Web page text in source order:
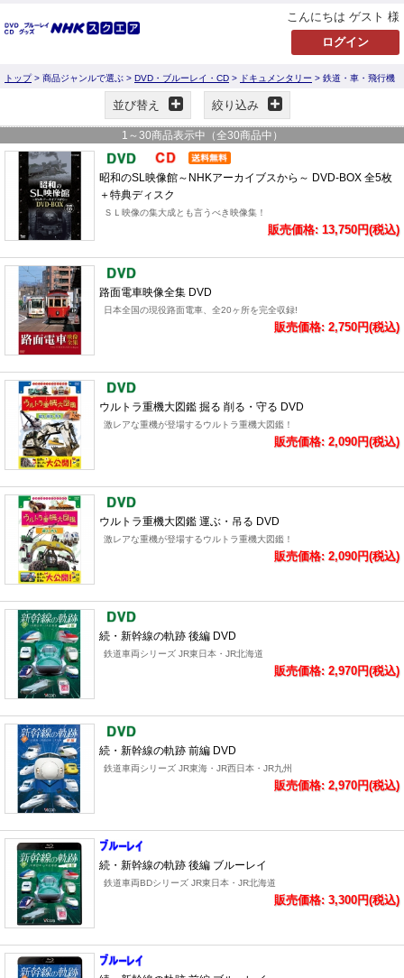
こんにちは ゲスト 様
トップ> 商品ジャンルで選ぶ > DVD・ブルーレイ・CD > ドキュメンタリー > 鉄道・車・飛行機
並び替え 絞り込み
1 ～ 30商品表示中（全30商品中）
昭和のSL映像館～NHKアーカイブスから～ DVD-BOX 全5枚
＋特典ディスク
ＳＬ映像の集大成とも言うべき映像集！
販売価格: 13,750円(税込)
路面電車映像全集 DVD
日本全国の現役路面電車、全20ヶ所を完全収録!
販売価格: 2,750円(税込)
ウルトラ重機大図鑑 掘る 削る・守る DVD
激レアな重機が登場するウルトラ重機大図鑑！
販売価格: 2,090円(税込)
ウルトラ重機大図鑑 運ぶ・吊る DVD
激レアな重機が登場するウルトラ重機大図鑑！
販売価格: 2,090円(税込)
続・新幹線の軌跡 後編 DVD
鉄道車両シリーズ JR東日本・JR北海道
販売価格: 2,970円(税込)
続・新幹線の軌跡 前編 DVD
鉄道車両シリーズ JR東海・JR西日本・JR九州
販売価格: 2,970円(税込)
続・新幹線の軌跡 後編 ブルーレイ
鉄道車両BDシリーズ JR東日本・JR北海道
販売価格: 3,300円(税込)